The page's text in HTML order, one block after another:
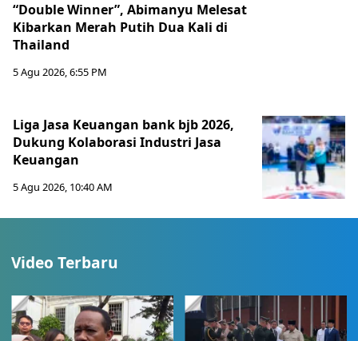
“Double Winner”, Abimanyu Melesat
Kibarkan Merah Putih Dua Kali di
Thailand
5 Agu 2026, 6:55 PM
Liga Jasa Keuangan bank bjb 2026,
Dukung Kolaborasi Industri Jasa
Keuangan
5 Agu 2026, 10:40 AM
Video Terbaru